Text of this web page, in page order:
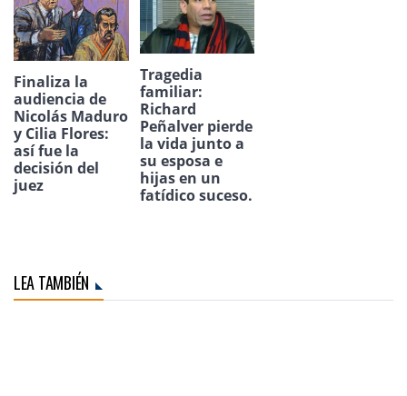
Finaliza la
audiencia de
Nicolás Maduro
y Cilia Flores:
así fue la
decisión del
juez
Tragedia
familiar:
Richard
Peñalver pierde
la vida junto a
su esposa e
hijas en un
fatídico suceso.
LEA TAMBIÉN